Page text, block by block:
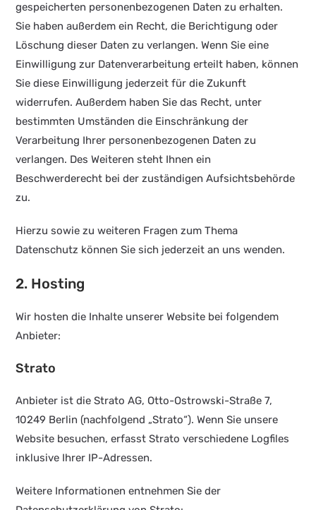
gespeicherten personenbezogenen Daten zu erhalten.
Sie haben außerdem ein Recht, die Berichtigung oder
Löschung dieser Daten zu verlangen. Wenn Sie eine
Einwilligung zur Datenverarbeitung erteilt haben, können
Sie diese Einwilligung jederzeit für die Zukunft
widerrufen. Außerdem haben Sie das Recht, unter
bestimmten Umständen die Einschränkung der
Verarbeitung Ihrer personenbezogenen Daten zu
verlangen. Des Weiteren steht Ihnen ein
Beschwerderecht bei der zuständigen Aufsichtsbehörde
zu.
Hierzu sowie zu weiteren Fragen zum Thema
Datenschutz können Sie sich jederzeit an uns wenden.
2. Hosting
Wir hosten die Inhalte unserer Website bei folgendem
Anbieter:
Strato
Anbieter ist die Strato AG, Otto-Ostrowski-Straße 7,
10249 Berlin (nachfolgend „Strato“). Wenn Sie unsere
Website besuchen, erfasst Strato verschiedene Logfiles
inklusive Ihrer IP-Adressen.
Weitere Informationen entnehmen Sie der